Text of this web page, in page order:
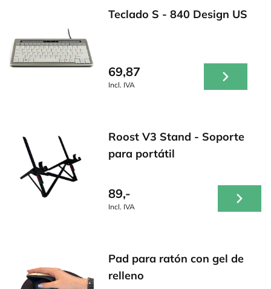
Teclado S - 840 Design US
69,87
Incl. IVA
Roost V3 Stand - Soporte
para portátil
89,-
Incl. IVA
Pad para ratón con gel de
relleno